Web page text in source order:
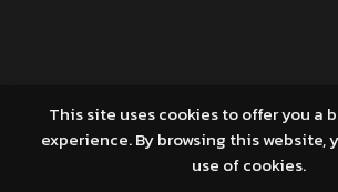
This site uses cookies to offer you a
experience. By browsing this website,
use of cookies.